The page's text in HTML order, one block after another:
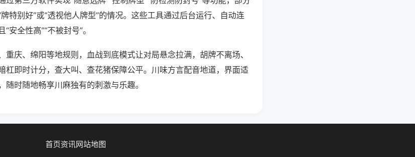
特别好”或“透视他人牌型”的情况。这些工具通过后台运行、自动连
安全性高”“不被封号”。
重庆、绵阳等地规则，血战到底模式让对局悬念拉满，胡牌不离场、
杠即时计分，查大叫、查花猪保障公平。川味方言配音地道，界面适
随时随地畅享川麻独有的刺激与乐趣。
首页资讯网站地图